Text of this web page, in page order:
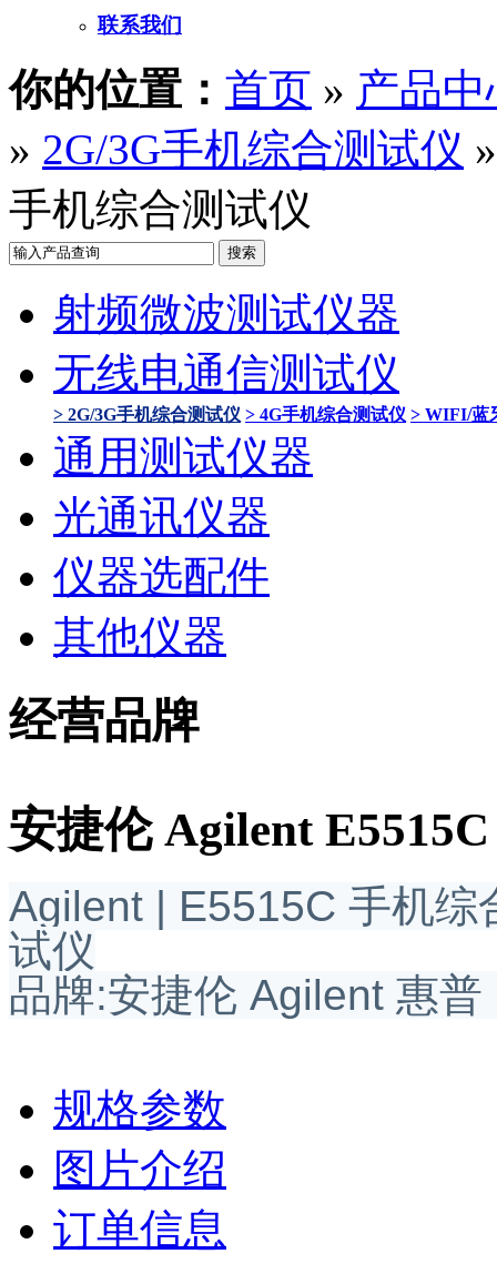
联系我们
你的位置： 首页 » 产品中
» 2G/3G手机综合测试仪
手机综合测试仪
射频微波测试仪器
无线电通信测试仪
> 2G/3G手机综合测试仪 > 4G手机综合测试仪 > WIFI/蓝
通用测试仪器
光通讯仪器
仪器选配件
其他仪器
经营品牌
安捷伦 Agilent
Agilent | E5515C 手机综
试仪
品牌:安捷伦 Agilent 惠普
规格参数
图片介绍
订单信息